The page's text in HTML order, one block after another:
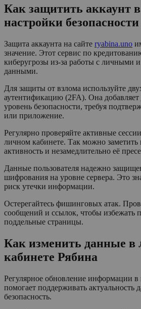
Как защитить аккаунт
настройки безопасности
Защита аккаунта на сайте ryabina.uno
значение. Этот сервис по
киберугрозы из-за работы с личными
данными.
Для защиты от взлома используйте
аутентификацию (2FA). Она
уровень безопасности, требуя
или приложение.
Регулярно проверяйте активные
личном кабинете. Так можно заметить
активность и незамедлительно её
Данные пользователя надежно
шифрования на уровне сервера. Это
риск утечки информации.
Остерегайтесь фишинговых атак.
сообщений и ссылок, чтобы избежать
поддельные страницы.
Как изменить данные в
кабинете Рябина
Регулярное обновление информации в
помогает поддерживать актуальность
безопасность.